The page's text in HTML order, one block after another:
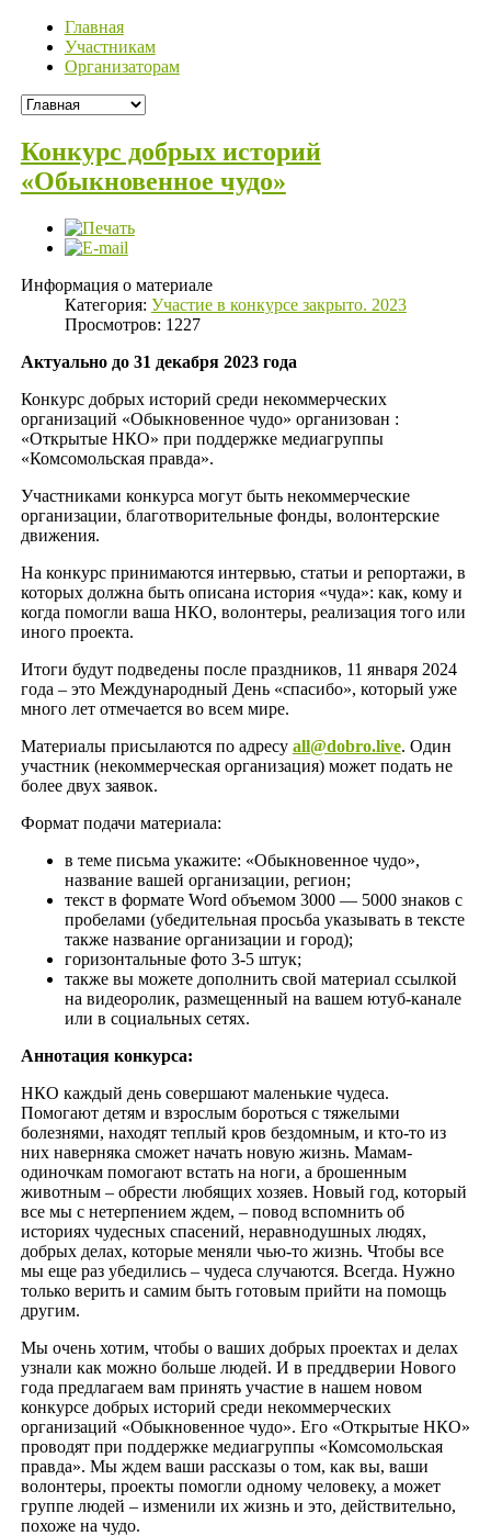
Главная
Участникам
Организаторам
Конкурс добрых историй
«Обыкновенное чудо»
Информация о материале
Категория: Участие в конкурсе закрыто. 2023
Просмотров: 1227
Актуально до 31 декабря 2023 года
Конкурс добрых историй среди некоммерческих
организаций «Обыкновенное чудо» организован :
«Открытые НКО» при поддержке медиагруппы
«Комсомольская правда».
Участниками конкурса могут быть некоммерческие
организации, благотворительные фонды, волонтерские
движения.
На конкурс принимаются интервью, статьи и репортажи, в
которых должна быть описана история «чуда»: как, кому и
когда помогли ваша НКО, волонтеры, реализация того или
иного проекта.
Итоги будут подведены после праздников, 11 января 2024
года – это Международный День «спасибо», который уже
много лет отмечается во всем мире.
Материалы присылаются по адресу all@dobro.live. Один
участник (некоммерческая организация) может подать не
более двух заявок.
Формат подачи материала:
в теме письма укажите: «Обыкновенное чудо»,
название вашей организации, регион;
текст в формате Word объемом 3000 — 5000 знаков с
пробелами (убедительная просьба указывать в тексте
также название организации и город);
горизонтальные фото 3-5 штук;
также вы можете дополнить свой материал ссылкой
на видеоролик, размещенный на вашем ютуб-канале
или в социальных сетях.
Аннотация конкурса:
НКО каждый день совершают маленькие чудеса.
Помогают детям и взрослым бороться с тяжелыми
болезнями, находят теплый кров бездомным, и кто-то из
них наверняка сможет начать новую жизнь. Мамам-
одиночкам помогают встать на ноги, а брошенным
животным – обрести любящих хозяев. Новый год, который
все мы с нетерпением ждем, – повод вспомнить об
историях чудесных спасений, неравнодушных людях,
добрых делах, которые меняли чью-то жизнь. Чтобы все
мы еще раз убедились – чудеса случаются. Всегда. Нужно
только верить и самим быть готовым прийти на помощь
другим.
Мы очень хотим, чтобы о ваших добрых проектах и делах
узнали как можно больше людей. И в преддверии Нового
года предлагаем вам принять участие в нашем новом
конкурсе добрых историй среди некоммерческих
организаций «Обыкновенное чудо». Его «Открытые НКО»
проводят при поддержке медиагруппы «Комсомольская
правда». Мы ждем ваши рассказы о том, как вы, ваши
волонтеры, проекты помогли одному человеку, а может
группе людей – изменили их жизнь и это, действительно,
похоже на чудо.